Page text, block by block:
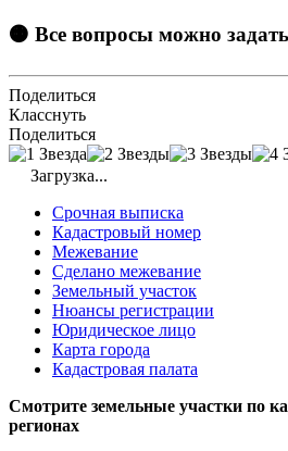
🟠 Все вопросы можно
Поделиться
Класснуть
Поделиться
Загрузка...
Срочная выписка
Кадастровый номер
Межевание
Сделано межевание
Земельный участок
Нюансы регистрации
Юридическое лицо
Карта города
Кадастровая палата
Смотрите земельные участки по
регионах